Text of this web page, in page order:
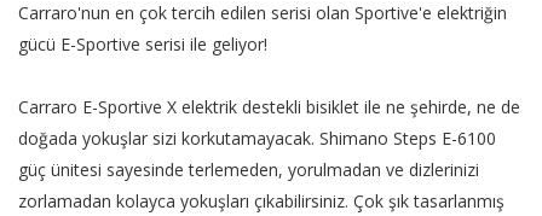
Carraro'nun en çok tercih edilen serisi olan Sportive'e elektriğin
gücü E-Sportive serisi ile geliyor!
Carraro E-Sportive X elektrik destekli bisiklet ile ne şehirde, ne de
doğada yokuşlar sizi korkutamayacak. Shimano Steps E-6100
güç ünitesi sayesinde terlemeden, yorulmadan ve dizlerinizi
zorlamadan kolayca yokuşları çıkabilirsiniz. Çok şık tasarlanmış